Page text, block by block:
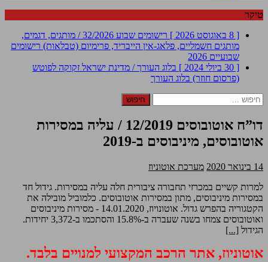
טיקר
[ 8 באוגוסט 2026 ]
רישומים שבוע 32/2026 / מותגים, דגמים,
מותגים חשמליים, פלאג-אין הייבריד, פרימיום (טבלאות) רישומים
שבועיים 2026
[ 30 ביולי 2024 ]
בלוג העורך / מדינת ישראל זקוקה לפוטש
(פרסום חוזר) בלוג העורך
חיפוש:
דו”ח אוטובוסים 12/2019 / עליה במסירות
אוטובוסים, מיניבוסים ב-2019
14 בינואר 2020
מערכת אוטוניוז
למרות קשיים במכרזי תחבורה ציבורית חלה עליה במסירות. גידול חד
במסירות מיניבוסים, מתון במסירות אוטובוסים. כלמוביל מובילה את
הקטגוריה בהפרש גדול. אוטונויוז, 14.01.2020 - מסירות מיניבוסים
ואוטובוסים צמחו בשנה שעברה ב-15.8% והסתכמו ב-3,372 יחידות.
הגידול [...]
אוטוניוז, אתר הרכב המקצועי למנויים בלבד.